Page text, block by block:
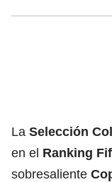
La Selección
en el Ranking
sobresaliente